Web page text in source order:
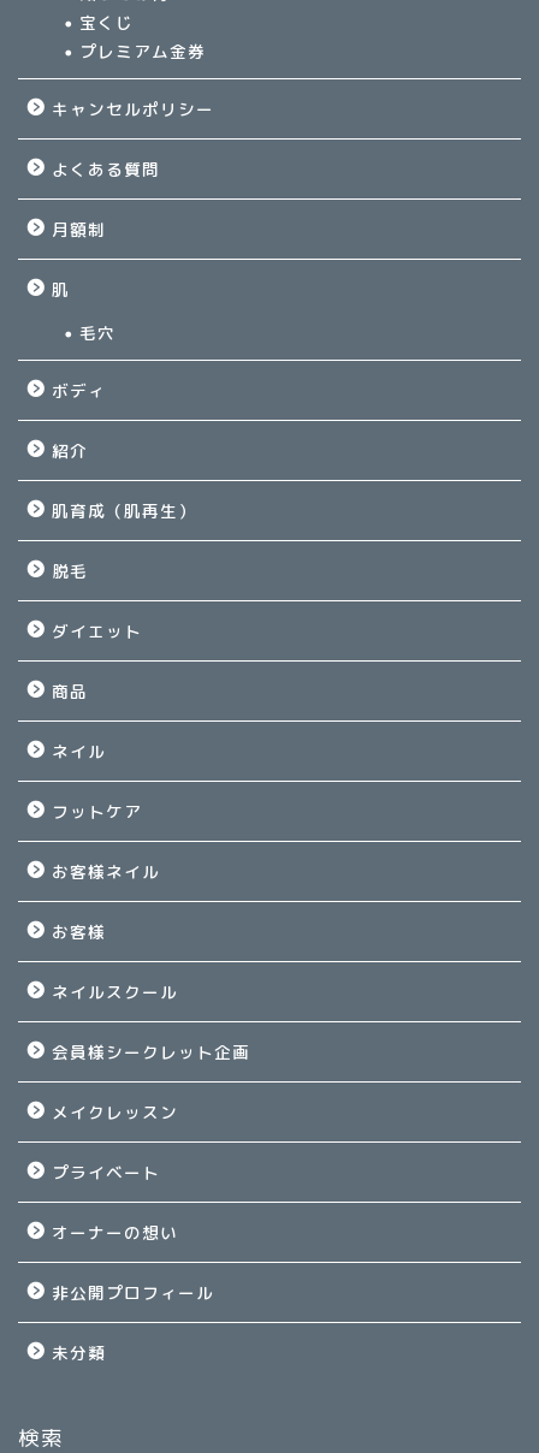
宝くじ
プレミアム金券
キャンセルポリシー
よくある質問
月額制
肌
毛穴
ボディ
紹介
肌育成（肌再生）
脱毛
ダイエット
商品
ネイル
フットケア
お客様ネイル
お客様
ネイルスクール
会員様シークレット企画
メイクレッスン
プライベート
オーナーの想い
非公開プロフィール
未分類
検索